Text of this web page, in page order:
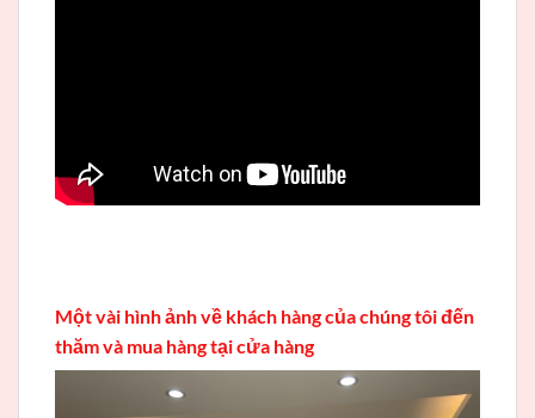
Một vài hình ảnh về khách hàng của chúng tôi đến
thăm và mua hàng tại cửa hàng